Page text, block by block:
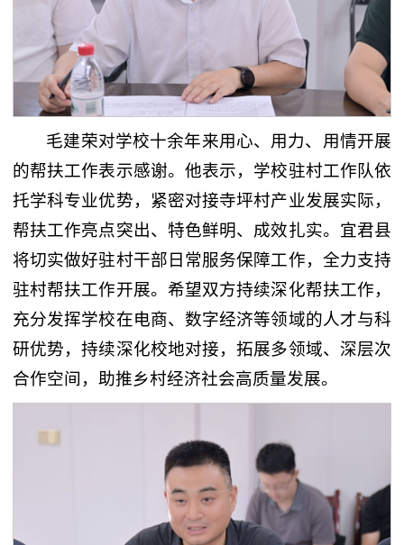
毛建荣对学校十余年来用心、用力、用情开展
的帮扶工作表示感谢。他表示，学校驻村工作队依
托学科专业优势，紧密对接寺坪村产业发展实际，
帮扶工作亮点突出、特色鲜明、成效扎实。宜君县
将切实做好驻村干部日常服务保障工作，全力支持
驻村帮扶工作开展。希望双方持续深化帮扶工作，
充分发挥学校在电商、数字经济等领域的人才与科
研优势，持续深化校地对接，拓展多领域、深层次
合作空间，助推乡村经济社会高质量发展。